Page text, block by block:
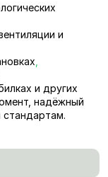
и
и других
надёжный